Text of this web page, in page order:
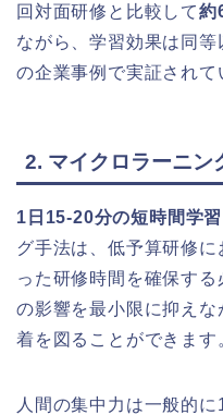
回対面研修と比較して約
ながら、学習効果は同等
の企業事例で実証されて
2. マイクロラーニン
1日15-20分の短時間学習
グ手法は、低予算研修に
った研修時間を確保す
の影響を最小限に抑え
着を図ることができます
人間の集中力は一般的